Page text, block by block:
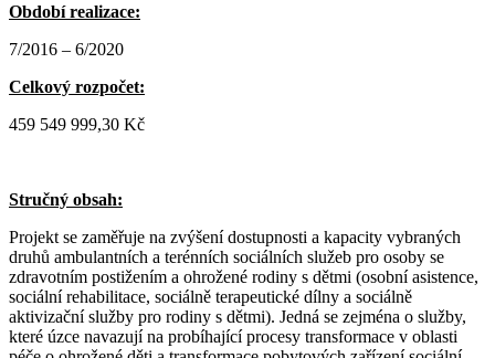
Období realizace:
7/2016 – 6/2020
Celkový rozpočet:
459 549 999,30 Kč
Stručný obsah:
Projekt se zaměřuje na zvýšení dostupnosti a kapacity vybraných
druhů ambulantních a terénních sociálních služeb pro osoby se
zdravotním postižením a ohrožené rodiny s dětmi (osobní asistence,
sociální rehabilitace, sociálně terapeutické dílny a sociálně
aktivizační služby pro rodiny s dětmi). Jedná se zejména o služby,
které úzce navazují na probíhající procesy transformace v oblasti